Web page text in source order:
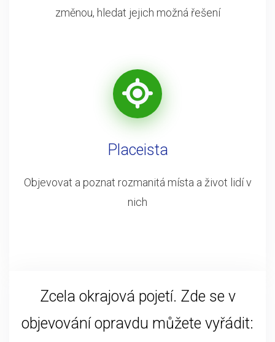
změnou, hledat jejich možná řešení
Placeista
Objevovat a poznat rozmanitá místa a život lidí v
nich
Zcela okrajová pojetí. Zde se v
objevování opravdu můžete vyřádit: